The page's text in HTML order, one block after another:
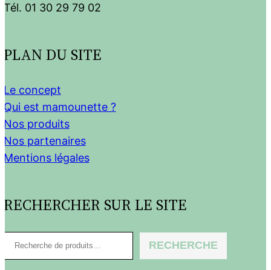
Tél. 01 30 29 79 02
PLAN DU SITE
Le concept
Qui est mamounette ?
Nos produits
Nos partenaires
Mentions légales
RECHERCHER SUR LE SITE
e
RECHERCHE